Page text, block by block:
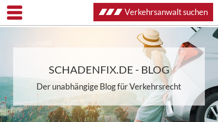
SCHADENFIX.DE - BLOG
Der unabhängige Blog für Verkehrsrecht
Verkehrsanwalt suchen